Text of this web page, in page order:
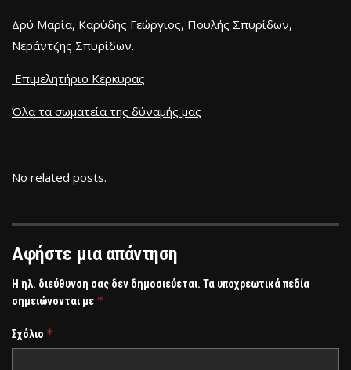
Δρύ Μαρία, Καρύδης Γεώργιος, Πουλής Σπυρίδων,
Νεράντζης Σπυρίδων.
Επιμελητήριο Κέρκυρας
Όλα τα σωματεία της δύναμής μας
No related posts.
Αφήστε μια απάντηση
Η ηλ. διεύθυνση σας δεν δημοσιεύεται. Τα υποχρεωτικά πεδία
σημειώνονται με *
Σχόλιο *